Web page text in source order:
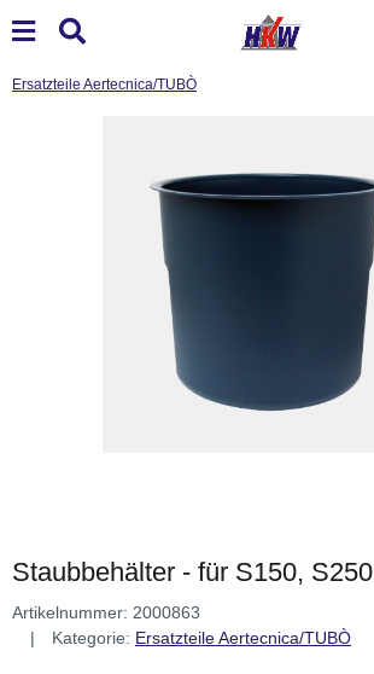
Ersatzteile Aertecnica/TUBÒ
Staubbehälter - für S150, S250
Artikelnummer: 2000863
Kategorie: Ersatzteile Aertecnica/TUBÒ